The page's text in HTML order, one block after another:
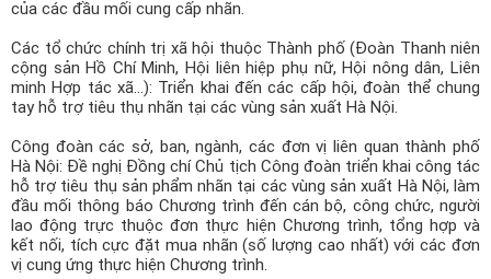
Tải hồ sơ đăng ký Hội viên tại đây
của các đầu mối cung cấp nhãn.
Các tổ chức chính trị xã hội thuộc Thành phố (Đoàn Thanh niên
cộng sản Hồ Chí Minh, Hội liên hiệp phụ nữ, Hội nông dân, Liên
minh Hợp tác xã...): Triển khai đến các cấp hội, đoàn thể chung
tay hỗ trợ tiêu thụ nhãn tại các vùng sản xuất Hà Nội.
Công đoàn các sở, ban, ngành, các đơn vị liên quan thành phố
Hà Nội: Đề nghị Đồng chí Chủ tịch Công đoàn triển khai công tác
hỗ trợ tiêu thụ sản phẩm nhãn tại các vùng sản xuất Hà Nội, làm
đầu mối thông báo Chương trình đến cán bộ, công chức, người
lao động trực thuộc đơn thực hiện Chương trình, tổng hợp và
kết nối, tích cực đặt mua nhãn (số lượng cao nhất) với các đơn
vị cung ứng thực hiện Chương trình.